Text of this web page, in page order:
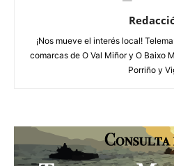
¡Nos mueve el interés local!
comarcas de O Val Miñor y O Baixo
Porriño y